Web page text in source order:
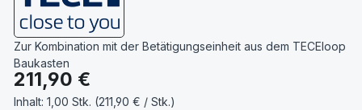
Zur Kombination mit der Betätigungseinheit aus dem TECEloop
Baukasten
Regulärer Preis:
211,90 €
Inhalt: 1,00 Stk. (211,90 € / Stk.)